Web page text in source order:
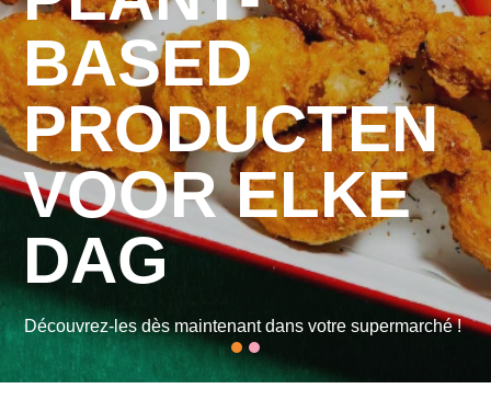
NONSENSE
Un amour incroyable pour la bonne cuisine et pour notre
planète, voilà ce qui caractérise Greenway.
Gamme de produits Notre histoire